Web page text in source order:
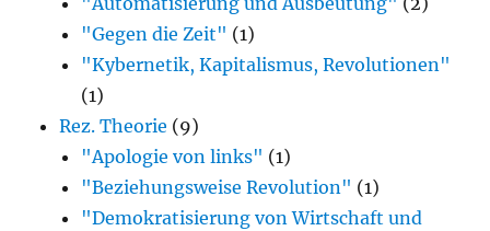
"Gegen die Zeit" (1)
"Kybernetik, Kapitalismus, Revolutionen"
(1)
Rez. Theorie (9)
"Apologie von links" (1)
"Beziehungsweise Revolution" (1)
"Demokratisierung von Wirtschaft und